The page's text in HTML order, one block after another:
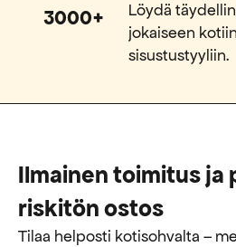
3000+
Löydä
jokaiseen
sisustustyyliin.
Ilmainen toimitus ja
riskitön ostos
Tilaa helposti kotisohvalta –